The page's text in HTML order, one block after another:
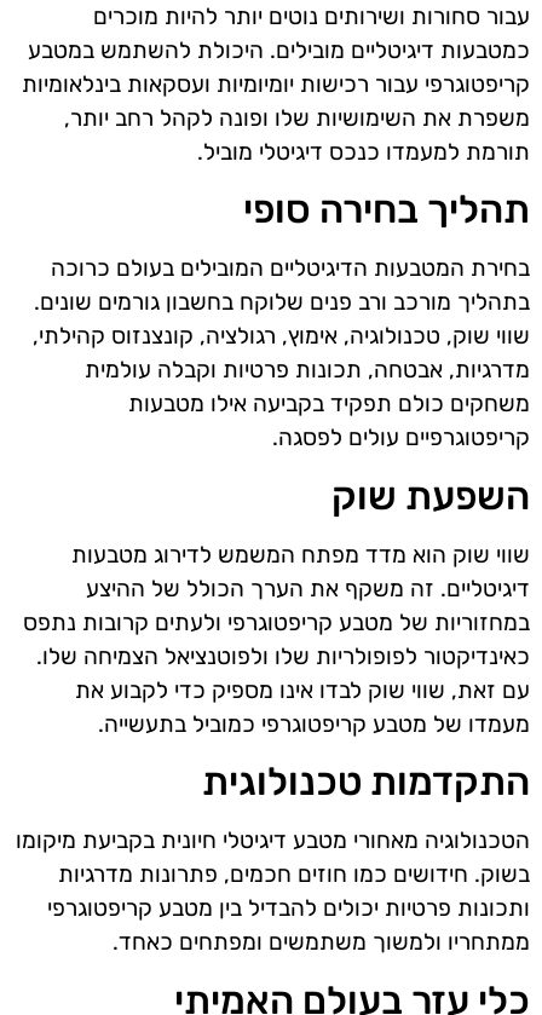
עבור סחורות ושירותים נוטים יותר להיות מוכרים
כמטבעות דיגיטליים מובילים. היכולת להשתמש במטבע
קריפטוגרפי עבור רכישות יומיומיות ועסקאות בינלאומיות
משפרת את השימושיות שלו ופונה לקהל רחב יותר,
תורמת למעמדו כנכס דיגיטלי מוביל.
תהליך בחירה סופי
בחירת המטבעות הדיגיטליים המובילים בעולם כרוכה
בתהליך מורכב ורב פנים שלוקח בחשבון גורמים שונים.
שווי שוק, טכנולוגיה, אימוץ, רגולציה, קונצנזוס קהילתי,
מדרגיות, אבטחה, תכונות פרטיות וקבלה עולמית
משחקים כולם תפקיד בקביעה אילו מטבעות
קריפטוגרפיים עולים לפסגה.
השפעת שוק
שווי שוק הוא מדד מפתח המשמש לדירוג מטבעות
דיגיטליים. זה משקף את הערך הכולל של ההיצע
במחזוריות של מטבע קריפטוגרפי ולעתים קרובות נתפס
כאינדיקטור לפופולריות שלו ולפוטנציאל הצמיחה שלו.
עם זאת, שווי שוק לבדו אינו מספיק כדי לקבוע את
מעמדו של מטבע קריפטוגרפי כמוביל בתעשייה.
התקדמות טכנולוגית
הטכנולוגיה מאחורי מטבע דיגיטלי חיונית בקביעת מיקומו
בשוק. חידושים כמו חוזים חכמים, פתרונות מדרגיות
ותכונות פרטיות יכולים להבדיל בין מטבע קריפטוגרפי
ממתחריו ולמשוך משתמשים ומפתחים כאחד.
כלי עזר בעולם האמיתי